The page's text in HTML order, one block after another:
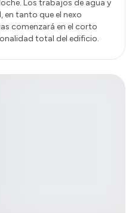
Los trabajos de agua y
en tanto que el nexo
comenzará en el corto
total del edificio.